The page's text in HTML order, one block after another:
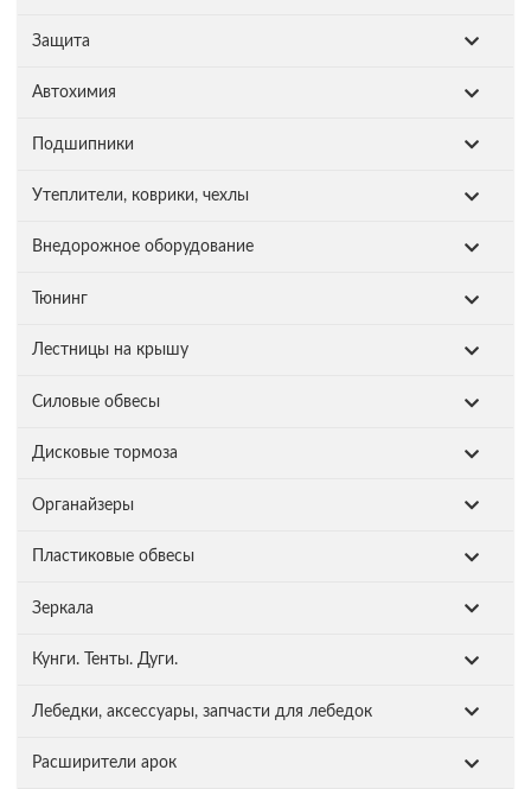
Защита
Автохимия
Подшипники
Утеплители, коврики, чехлы
Внедорожное оборудование
Тюнинг
Лестницы на крышу
Силовые обвесы
Дисковые тормоза
Органайзеры
Пластиковые обвесы
Зеркала
Кунги. Тенты. Дуги.
Лебедки, аксессуары, запчасти для лебедок
Расширители арок